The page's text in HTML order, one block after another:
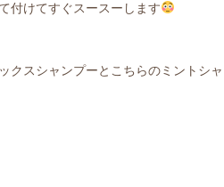
付けてすぐスースーします
クスシャンプーとこちらのミントシ